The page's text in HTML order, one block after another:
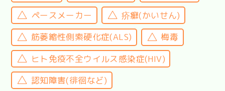
ペースメーカー
疥癬(かいせん)
筋萎縮性側索硬化症(ALS)
梅毒
ヒト免疫不全ウイルス感染症(HIV)
認知障害(徘徊など)